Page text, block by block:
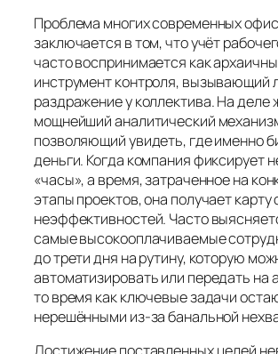
Проблема многих современных
заключается в том, что учёт
часто воспринимается как
инструмент контроля, вызывающий
раздражение у коллектива. На деле
мощнейший аналитический
позволяющий увидеть, где именно
деньги. Когда компания фиксирует
«часы», а время, затраченное на
этапы проектов, она получает карту
неэффективностей. Часто
самые высокооплачиваемые
до трети дня на рутину, которую
автоматизировать или передать на
то время как ключевые задачи
нерешёнными из-за банальной